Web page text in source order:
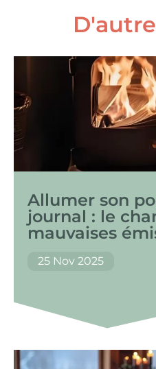
Allumer son
journal : le
mauvaises
25 Nov 2025